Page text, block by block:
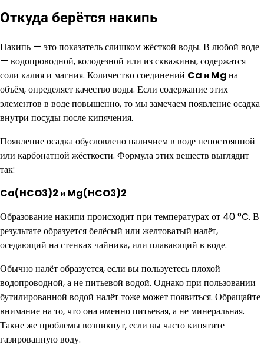
Откуда берётся накипь
Накипь — это показатель слишком жёсткой воды. В любой воде
— водопроводной, колодезной или из скважины, содержатся
соли калия и магния. Количество соединений Ca иMgна
объём, определяет качество воды. Если содержание этих
элементов в воде повышенно, то мы замечаем появление осадка
внутри посуды после кипячения.
Появление осадка обусловлено наличием в воде непостоянной
или карбонатной жёсткости. Формула этих веществ выглядит
так:
Ca(HCO3)2 и Mg(HCO3)2
Образование накипи происходит при температурах от 40 °C. В
результате образуется белёсый или желтоватый налёт,
оседающий на стенках чайника, или плавающий в воде.
Обычно налёт образуется, если вы пользуетесь плохой
водопроводной, а не питьевой водой. Однако при пользовании
бутилированной водой налёт тоже может появиться. Обращайте
внимание на то, что она именно питьевая, а не минеральная.
Такие же проблемы возникнут, если вы часто кипятите
газированную воду.